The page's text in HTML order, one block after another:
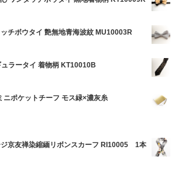
チボウタイ 艶無地青海波紋 MU10003R
ラータイ 着物柄 KT10010B
ニポケットチーフ モス緑×濃灰糸
京友禅染縮緬リボンスカーフ RI10005 1本